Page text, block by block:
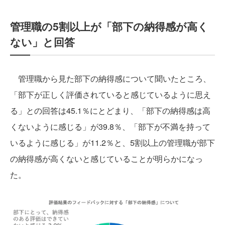
管理職の5割以上が「部下の納得感が高く
ない」と回答
管理職から見た部下の納得感について聞いたところ、
「部下が正しく評価されていると感じているように思え
る」との回答は45.1％にとどまり、「部下の納得感は高
くないように感じる」が39.8％、「部下が不満を持って
いるように感じる」が11.2％と、5割以上の管理職が部下
の納得感が高くないと感じていることが明らかになっ
た。